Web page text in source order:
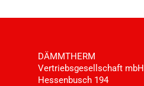
DÄMMTHERM
Vertriebsgesellschaft mbH
Hessenbusch 194